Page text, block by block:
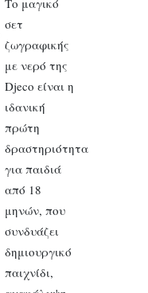
Το μαγικό
σετ
ζωγραφικής
με νερό της
Djeco είναι η
ιδανική
πρώτη
δραστηριότητα
για παιδιά
από 18
μηνών, που
συνδυάζει
δημιουργικό
παιχνίδι,